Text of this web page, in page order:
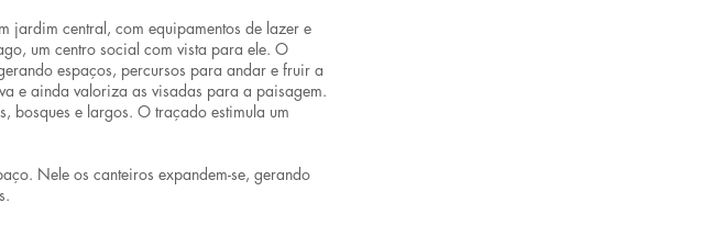
jardim central, com equipamentos de lazer e
um centro social com vista para ele. O
espaços, percursos para andar e fruir a
e ainda valoriza as visadas para a paisagem.
bosques e largos. O traçado estimula um
Nele os canteiros expandem-se, gerando